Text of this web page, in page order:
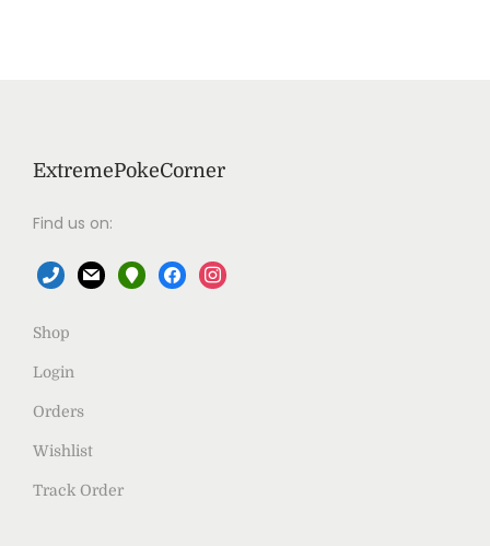
ExtremePokeCorner
Find us on:
Shop
Login
Orders
Wishlist
Track Order